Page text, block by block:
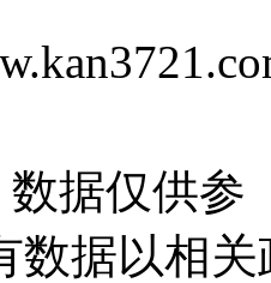
据仅供参
数据以相